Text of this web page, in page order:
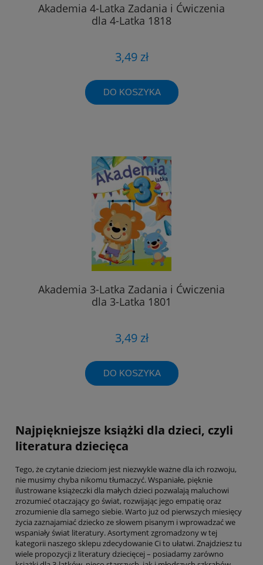
Akademia 4-Latka Zadania i Ćwiczenia
dla 4-Latka 1818
3,49 zł
DO KOSZYKA
Akademia 3-Latka Zadania i Ćwiczenia
dla 3-Latka 1801
3,49 zł
DO KOSZYKA
Najpiękniejsze książki dla dzieci, czyli
literatura dziecięca
Tego, że czytanie dzieciom jest niezwykle ważne dla ich rozwoju,
nie musimy chyba nikomu tłumaczyć. Wspaniałe, pięknie
ilustrowane książeczki dla małych dzieci pozwalają maluchowi
zrozumieć otaczający go świat, rozwijając jego empatię oraz
zrozumienie dla samego siebie. Warto już od pierwszych miesięcy
życia zaznajamiać dziecko ze słowem pisanym i wprowadzać we
wspaniały świat literatury. Asortyment zgromadzony w tej
kategorii naszego sklepu zdecydowanie Ci to ułatwi. Znajdziesz tu
wiele propozycji z literatury dziecięcej – posiadamy zarówno